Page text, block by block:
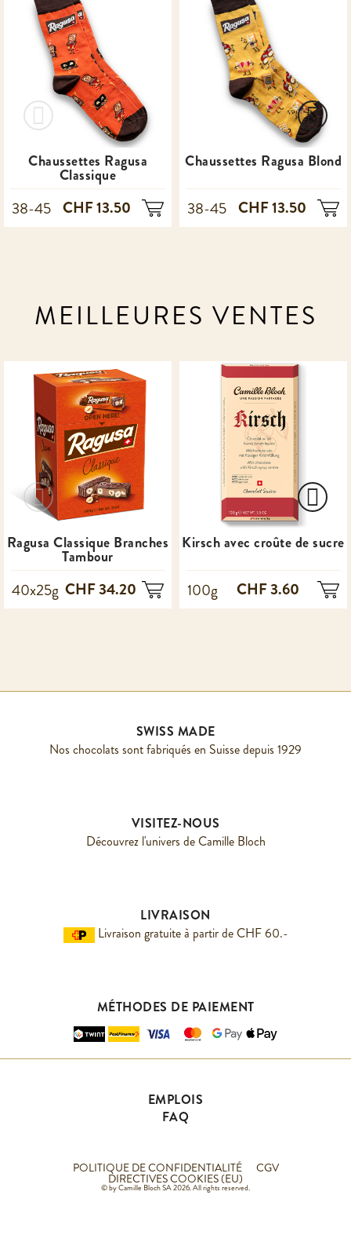
Chaussettes Ragusa
Classique
38-45 CHF 13.50
Chaussettes Ragusa Blond
38-45 CHF 13.50
MEILLEURES VENTES
Ragusa Classique Branches
Tambour
40x25g CHF 34.20
Kirsch avec croûte de sucre
100g CHF 3.60
SWISS MADE
Nos chocolats sont fabriqués en Suisse depuis 1929
VISITEZ-NOUS
Découvrez l'univers de Camille Bloch
LIVRAISON
Livraison gratuite à partir de CHF 60.-
MÉTHODES DE PAIEMENT
EMPLOIS
FAQ
POLITIQUE DE CONFIDENTIALITÉ CGV
DIRECTIVES COOKIES (EU)
© by Camille Bloch SA 2026. All rights reserved.